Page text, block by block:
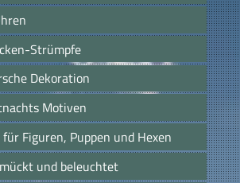
Strümpfe
Dekoration
Motiven
Figuren, Puppen und Hexen
und beleuchtet